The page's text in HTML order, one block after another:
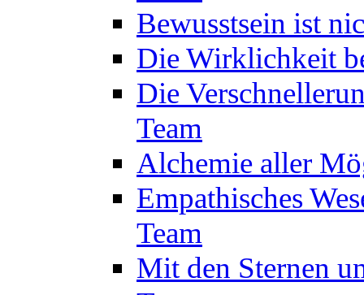
Bewusstsein ist
Die Wirklichkeit
Die
Team
Alchemie aller
Empathisches
Team
Mit den Sternen